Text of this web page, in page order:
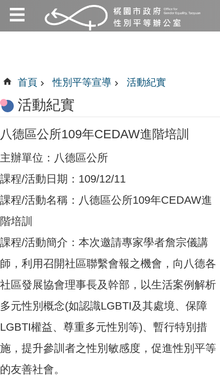
跳到主要內容區塊
:::
:::
首頁 性別平等宣導 活動紀實
活動紀實
八德區公所109年CEDAW進階培訓
主辦單位：八德區公所
課程/活動日期：109/12/11
課程/活動名稱：八德區公所109年CEDAW進
階培訓
課程/活動簡介：本次邀請專家學者詹宗儀講
師，利用召開社區聯繫會報之機會，向八德各
社區發展協會理事長及幹部，以生活案例解析
多元性別概念(如認識LGBTI及其處境、保障
LGBTI權益、尊重多元性別等)、暫行特別措
施，提升參訓者之性別敏感度，促進性別平等
的友善社會。